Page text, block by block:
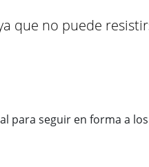
que no puede